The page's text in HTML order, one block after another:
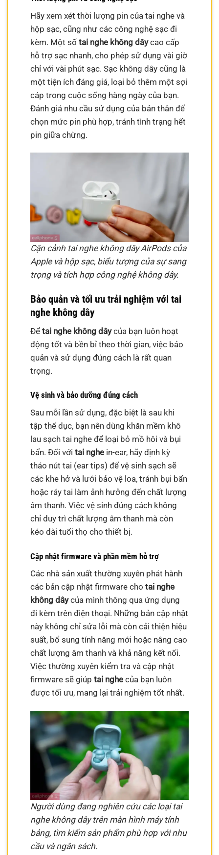
Hãy xem xét thời lượng pin của tai nghe và
hộp sạc, cũng như các công nghệ sạc đi
kèm. Một sốtai nghe không dâycao cấp
hỗ trợ sạc nhanh, cho phép sử dụng vài giờ
chỉ với vài phút sạc. Sạc không dây cũng là
một tiện ích đáng giá, loại bỏ thêm một sợi
cáp trong cuộc sống hàng ngày của bạn.
Đánh giá nhu cầu sử dụng của bản thân để
chọn mức pin phù hợp, tránh tình trạng hết
pin giữa chừng.
Cận cảnh tai nghe không dây AirPods của
Apple và hộp sạc, biểu tượng của sự sang
trọng và tích hợp công nghệ không dây.
Bảo quản và tối ưu trải nghiệm với tai
nghe không dây
Đểtai nghe không dâycủa bạn luôn hoạt
động tốt và bền bỉ theo thời gian, việc bảo
quản và sử dụng đúng cách là rất quan
trọng.
Vệ sinh và bảo dưỡng đúng cách
Sau mỗi lần sử dụng, đặc biệt là sau khi
tập thể dục, bạn nên dùng khăn mềm khô
lau sạch tai nghe để loại bỏ mồ hôi và bụi
bẩn. Đối vớitai nghe in-ear, hãy định kỳ
tháo nút tai (ear tips) để vệ sinh sạch sẽ
các khe hở và lưới bảo vệ loa, tránh bụi bẩn
hoặc ráy tai làm ảnh hưởng đến chất lượng
âm thanh. Việc vệ sinh đúng cách không
chỉ duy trì chất lượng âm thanh mà còn
kéo dài tuổi thọ cho thiết bị.
Cập nhật firmware và phần mềm hỗ trợ
Các nhà sản xuất thường xuyên phát hành
các bản cập nhật firmware chotai nghe
không dâycủa mình thông qua ứng dụng
đi kèm trên điện thoại. Những bản cập nhật
này không chỉ sửa lỗi mà còn cải thiện hiệu
suất, bổ sung tính năng mới hoặc nâng cao
chất lượng âm thanh và khả năng kết nối.
Việc thường xuyên kiểm tra và cập nhật
firmware sẽ giúptai nghe của bạn luôn
được tối ưu, mang lại trải nghiệm tốt nhất.
Người dùng đang nghiên cứu các loại tai
nghe không dây trên màn hình máy tính
bảng, tìm kiếm sản phẩm phù hợp với nhu
cầu và ngân sách.